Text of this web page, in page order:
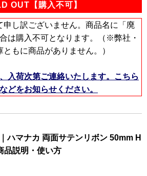
OUT【購入不可】
申し訳ございません。商品名に「廃
は購入不可となります。（※弊社・
ともに商品がありません。）
入荷次第ご連絡いたします。こちら
どをお知らせください。
ハマナカ 両面サテンリボン 50mm H
品説明・使い方